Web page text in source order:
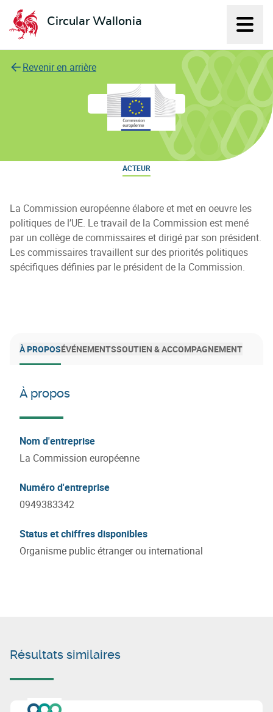
Circular Wallonia
L'économie circulaire
Revenir en arrière
Commission européenne
ACTEUR
La Commission européenne élabore et met en oeuvre les
politiques de l’UE. Le travail de la Commission est mené
par un collège de commissaires et dirigé par son président.
Les commissaires travaillent sur des priorités politiques
spécifiques définies par le président de la Commission.
À PROPOSÉVÉNEMENTSSOUTIEN & ACCOMPAGNEMENT
À propos
Nom d'entreprise
La Commission européenne
Numéro d'entreprise
0949383342
Status et chiffres disponibles
Organisme public étranger ou international
Résultats similaires